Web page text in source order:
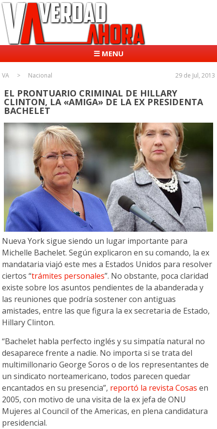
☰ MENU
VA Nacional 29 de Jul, 2013
EL PRONTUARIO CRIMINAL DE HILLARY
CLINTON, LA «AMIGA» DE LA EX PRESIDENTA
BACHELET
Nueva York sigue siendo un lugar importante para
Michelle Bachelet. Según explicaron en su comando, la ex
mandataria viajó este mes a Estados Unidos para resolver
ciertos “trámites personales”. No obstante, poca claridad
existe sobre los asuntos pendientes de la abanderada y
las reuniones que podría sostener con antiguas
amistades, entre las que figura la ex secretaria de Estado,
Hillary Clinton.
“Bachelet habla perfecto inglés y su simpatía natural no
desaparece frente a nadie. No importa si se trata del
multimillonario George Soros o de los representantes de
un sindicato norteamericano, todos parecen quedar
encantados en su presencia”, reportó la revista Cosas en
2005, con motivo de una visita de la ex jefa de ONU
Mujeres al Council of the Americas, en plena candidatura
presidencial.